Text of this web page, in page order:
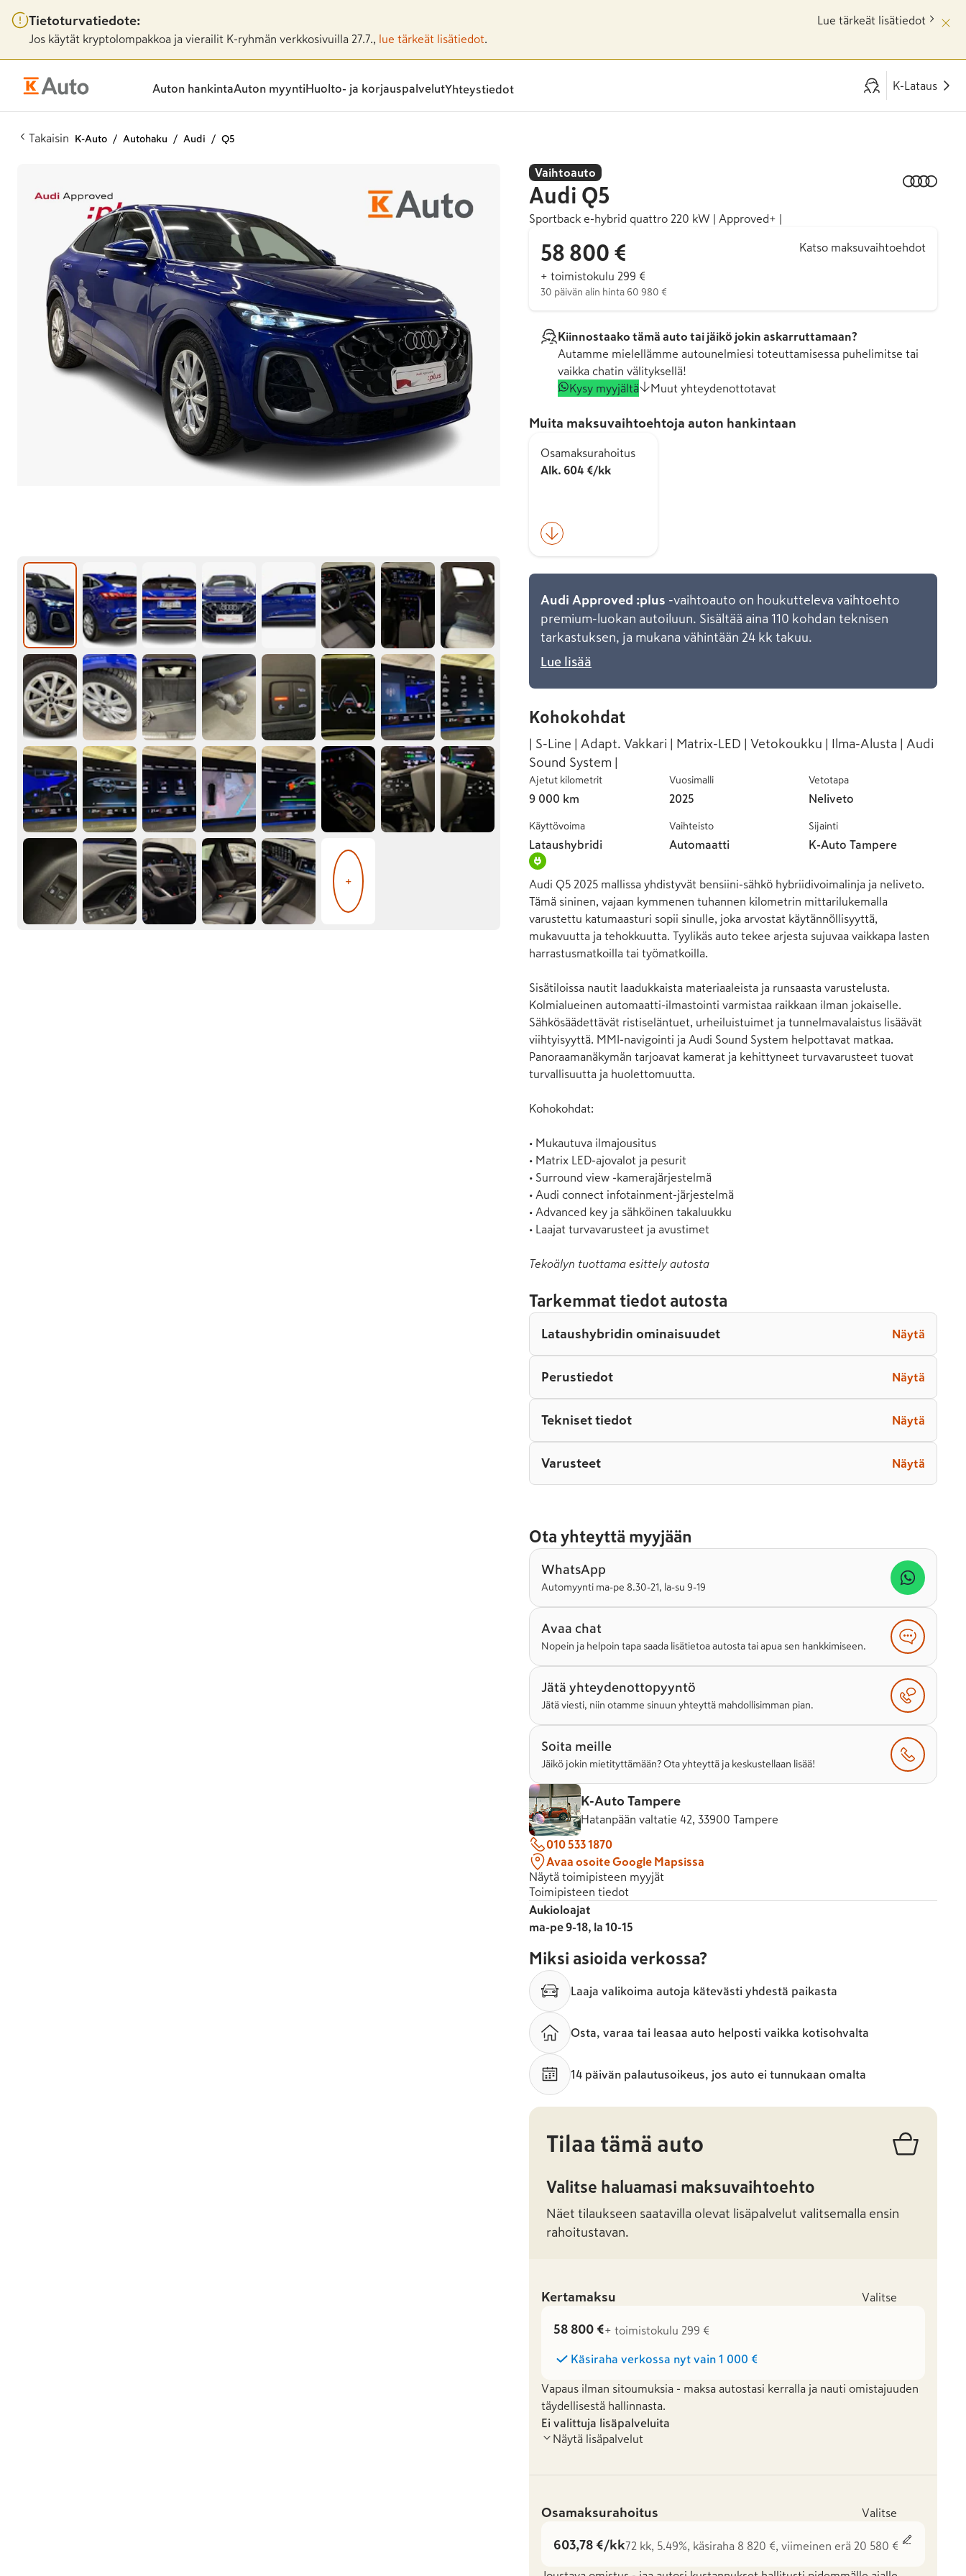
Tietoturvatiedote:
Jos käytät kryptolompakkoa ja vierailit K-ryhmän verkkosivuilla 27.7., lue tärkeät lisätiedot
Lue tärkeät lisätiedot
Auton hankintaAuton myynti Huolto- ja korjauspalvelutYhteystiedot K-Lataus
Takaisin K-Auto Autohaku Audi Q5
+
Vaihtoauto
Audi Q5
Sportback e-hybrid quattro 220 kW | Approved+ |
58 800 €
+ toimistokulu 299 €
30 päivän alin hinta 60 980 €
Katso maksuvaihtoehdot
Kiinnostaako tämä auto tai jäikö jokin askarruttamaan?
Autamme mielellämme autounelmiesi toteuttamisessa puhelimitse tai
vaikka chatin välityksellä!
Kysy myyjältä
Muut yhteydenottotavat
Muita maksuvaihtoehtoja auton hankintaan
Osamaksurahoitus
Alk. 604 €/kk
Audi Approved :plus -vaihtoauto on houkutteleva vaihtoehto
premium-luokan autoiluun. Sisältää aina 110 kohdan teknisen
tarkastuksen, ja mukana vähintään 24 kk takuu.
Lue lisää
Kohokohdat
| S-Line | Adapt. Vakkari | Matrix-LED | Vetokoukku | Ilma-Alusta | Audi
Sound System |
Ajetut kilometrit
9 000 km
Vuosimalli
2025
Vetotapa
Neliveto
Käyttövoima
Lataushybridi
Vaihteisto
Automaatti
Sijainti
K-Auto Tampere
Audi Q5 2025 mallissa yhdistyvät bensiini-sähkö hybriidivoimalinja ja neliveto.
Tämä sininen, vajaan kymmenen tuhannen kilometrin mittarilukemalla
varustettu katumaasturi sopii sinulle, joka arvostat käytännöllisyyttä,
mukavuutta ja tehokkuutta. Tyylikäs auto tekee arjesta sujuvaa vaikkapa lasten
harrastusmatkoilla tai työmatkoilla.
Sisätiloissa nautit laadukkaista materiaaleista ja runsaasta varustelusta.
Kolmialueinen automaatti-ilmastointi varmistaa raikkaan ilman jokaiselle.
Sähkösäädettävät ristiseläntuet, urheiluistuimet ja tunnelmavalaistus lisäävät
viihtyisyyttä. MMI-navigointi ja Audi Sound System helpottavat matkaa.
Panoraamanäkymän tarjoavat kamerat ja kehittyneet turvavarusteet tuovat
turvallisuutta ja huolettomuutta.
Kohokohdat:
• Mukautuva ilmajousitus
• Matrix LED-ajovalot ja pesurit
• Surround view -kamerajärjestelmä
• Audi connect infotainment-järjestelmä
• Advanced key ja sähköinen takaluukku
• Laajat turvavarusteet ja avustimet
Tekoälyn tuottama esittely autosta
Tarkemmat tiedot autosta
Lataushybridin ominaisuudet Näytä
Perustiedot Näytä
Tekniset tiedot Näytä
Varusteet Näytä
Ota yhteyttä myyjään
WhatsApp
Automyynti ma-pe 8.30-21, la-su 9-19
Avaa chat
Nopein ja helpoin tapa saada lisätietoa autosta tai apua sen hankkimiseen.
Jätä yhteydenottopyyntö
Jätä viesti, niin otamme sinuun yhteyttä mahdollisimman pian.
Soita meille
Jäikö jokin mietityttämään? Ota yhteyttä ja keskustellaan lisää!
K-Auto Tampere
Hatanpään valtatie 42, 33900 Tampere
010 533 1870
Avaa osoite Google Mapsissa
Näytä toimipisteen myyjät
Toimipisteen tiedot
Aukioloajat
ma-pe 9-18, la 10-15
Miksi asioida verkossa?
Laaja valikoima autoja kätevästi yhdestä paikasta
Osta, varaa tai leasaa auto helposti vaikka kotisohvalta
14 päivän palautusoikeus, jos auto ei tunnukaan omalta
Tilaa tämä auto
Valitse haluamasi maksuvaihtoehto
Näet tilaukseen saatavilla olevat lisäpalvelut valitsemalla ensin
rahoitustavan.
Kertamaksu Valitse
58 800 €+ toimistokulu 299 €
Käsiraha verkossa nyt vain 1 000 €
Vapaus ilman sitoumuksia - maksa autostasi kerralla ja nauti omistajuuden
täydellisestä hallinnasta.
Ei valittuja lisäpalveluita
Näytä lisäpalvelut
Osamaksurahoitus Valitse
603,78 €/kk72 kk, 5.49%, käsiraha 8 820 €, viimeinen erä 20 580 €